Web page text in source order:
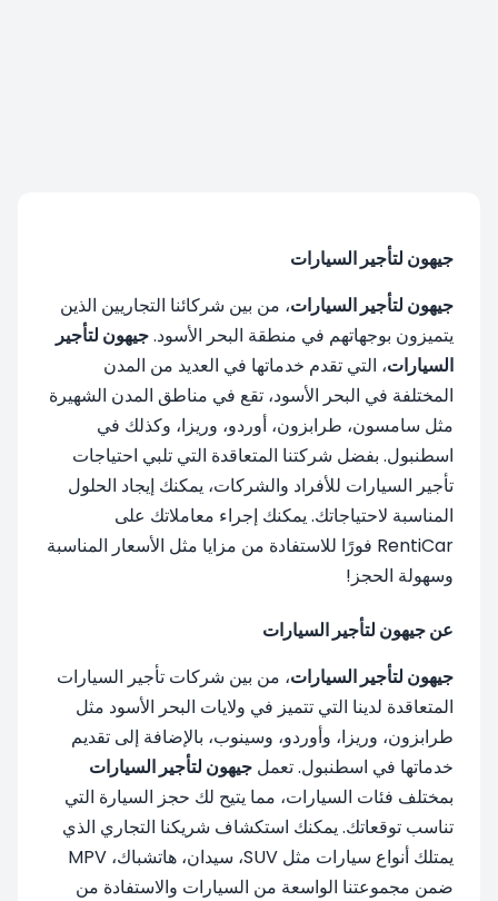
جيهون لتأجير السيارات
جيهون لتأجير السيارات، من بين شركائنا التجاريين الذين
يتميزون بوجهاتهم في منطقة البحر الأسود.جيهون لتأجير
السيارات، التي تقدم خدماتها في العديد من المدن
المختلفة في البحر الأسود، تقع في مناطق المدن الشهيرة
مثل سامسون، طرابزون، أوردو، وريزا، وكذلك في
اسطنبول. بفضل شركتنا المتعاقدة التي تلبي احتياجات
تأجير السيارات للأفراد والشركات، يمكنك إيجاد الحلول
المناسبة لاحتياجاتك. يمكنك إجراء معاملاتك على
RentiCar فورًا للاستفادة من مزايا مثل الأسعار المناسبة
وسهولة الحجز!
عن جيهون لتأجير السيارات
جيهون لتأجير السيارات، من بين شركات تأجير السيارات
المتعاقدة لدينا التي تتميز في ولايات البحر الأسود مثل
طرابزون، وريزا، وأوردو، وسينوب، بالإضافة إلى تقديم
خدماتها في اسطنبول. تعمل جيهون لتأجير السيارات
بمختلف فئات السيارات، مما يتيح لك حجز السيارة التي
تناسب توقعاتك. يمكنك استكشاف شريكنا التجاري الذي
يمتلك أنواع سيارات مثل SUV، سيدان، هاتشباك، MPV
ضمن مجموعتنا الواسعة من السيارات والاستفادة من